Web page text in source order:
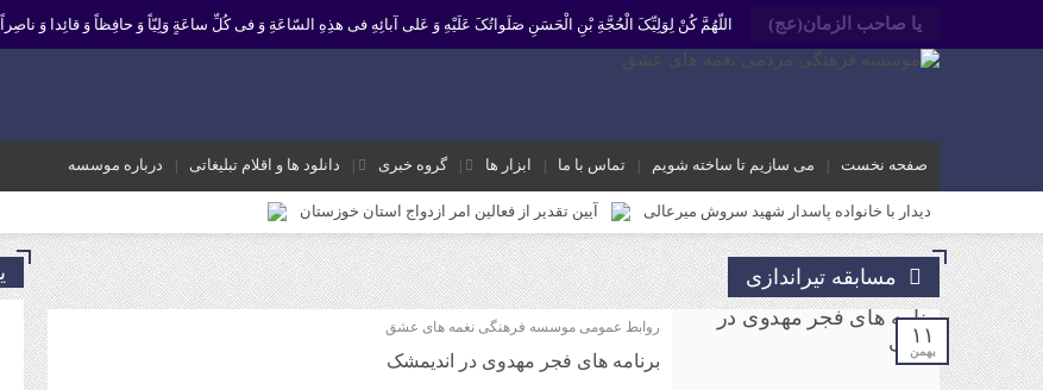
یا صاحب الزمان(عج) اللّهُمَّ کُنْ لِوَلِیِّکَ الْحُجَّةِ بْنِ الْحَسَنِ صَلَواتُکَ عَلَیْهِ وَ عَلى آبائِهِ فی هذِهِ السّاعَةِ وَ فی کُلِّ ساعَةٍ وَلِیّاً وَ حافِظاً وَ قائِدا ‏وَ
صفحه نخست می سازیم تا ساخته شویم تماس با ما ابزار ها گروه خبری دانلود ها و اقلام تبلیغاتی درباره موسسه
دیدار با خانواده پاسدار شهید سروش میرعالی آیین تقدیر از فعالین امر ازدواج استان خوزستان
محمد رشیدیان مدیر شبکه فرهنگی مردمی نغمه های عشق اندیمشک: غدیر نشانه تداوم حرکت نبوت در مسیر امامت است تا امت اسلامی با فروغ نور
برگزاری کارگاه کارآفرینی اجتماعی و راه اندازی پروژه های کوچک و موثر در موسسه فرهنگی مردمی نغمه های عشق اندیمشک
دیدار دبیر جدید موسسه فرهنگی مردمی نغمه های عشق اندیمشک با معاونت جوانان اداره کل ورزش و جوانان خوزستان
دیدار دبیر موسسه فرهنگی مردمی نغمه های عشق با ریاست اداره ورزش و جوانان اندیمشک
مسابقه تیراندازی
۱۱
بهمن
روابط عمومی موسسه فرهنگی نغمه های عشق
برنامه های فجر مهدوی در اندیمشک